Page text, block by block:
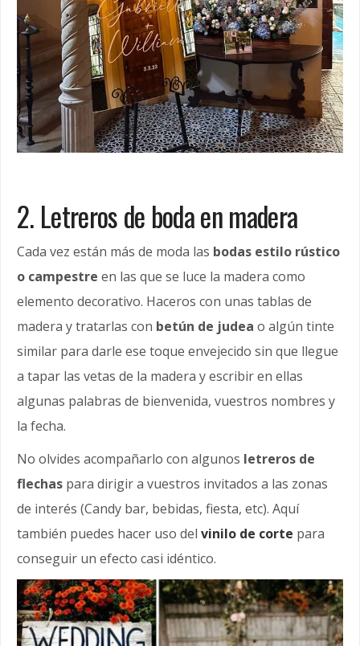
2. Letreros de boda en madera
Cada vez están más de moda las bodas estilo rústico
o campestre en las que se luce la madera como
elemento decorativo. Haceros con unas tablas de
madera y tratarlas con betún de judea o algún tinte
similar para darle ese toque envejecido sin que llegue
a tapar las vetas de la madera y escribir en ellas
algunas palabras de bienvenida, vuestros nombres y
la fecha.
No olvides acompañarlo con algunos letreros de
flechas para dirigir a vuestros invitados a las zonas
de interés (Candy bar, bebidas, fiesta, etc). Aquí
también puedes hacer uso del vinilo de corte para
conseguir un efecto casi idéntico.